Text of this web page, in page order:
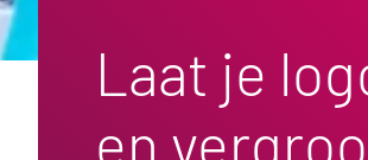
Laat je
en